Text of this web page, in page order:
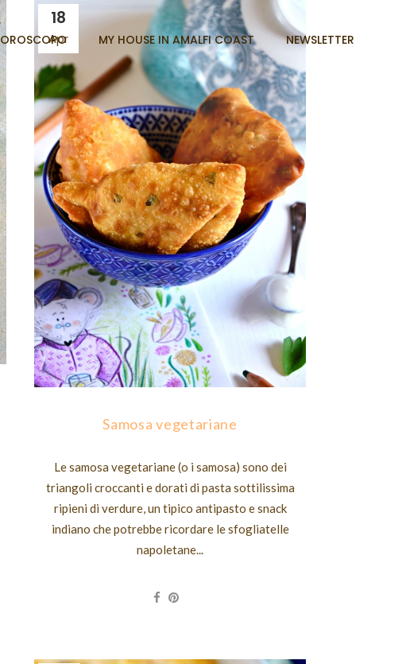
OROSCOPO MY HOUSE IN AMALFI COAST NEWSLETTER
18
Apr
Samosa vegetariane
Le samosa vegetariane (o i samosa) sono dei
triangoli croccanti e dorati di pasta sottilissima
ripieni di verdure, un tipico antipasto e snack
indiano che potrebbe ricordare le sfogliatelle
napoletane...